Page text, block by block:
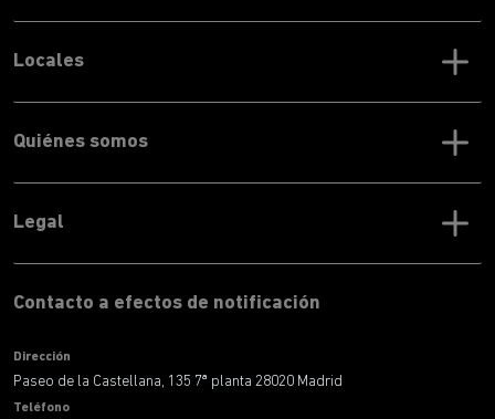
Locales
Contacto a efectos de notificación
Dirección
Paseo de la Castellana, 135 7ª planta 28020 Madrid
Teléfono
Quiénes somos
Legal